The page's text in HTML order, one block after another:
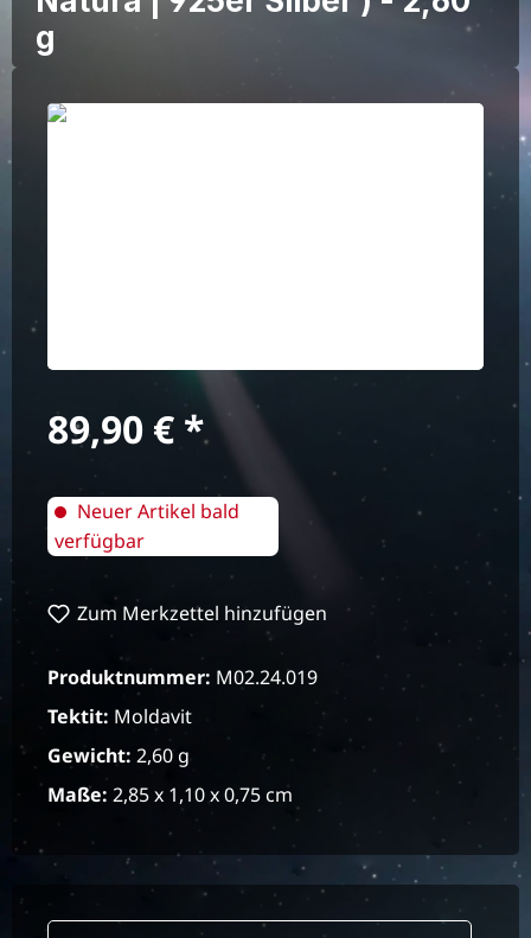
g
Bildergalerie überspringen
Regulärer Preis:
89,90 €
Neuer Artikel bald
verfügbar
Zum Merkzettel hinzufügen
Produktnummer: M02.24.019
Tektit: Moldavit
Gewicht: 2,60 g
Maße: 2,85 x 1,10 x 0,75 cm